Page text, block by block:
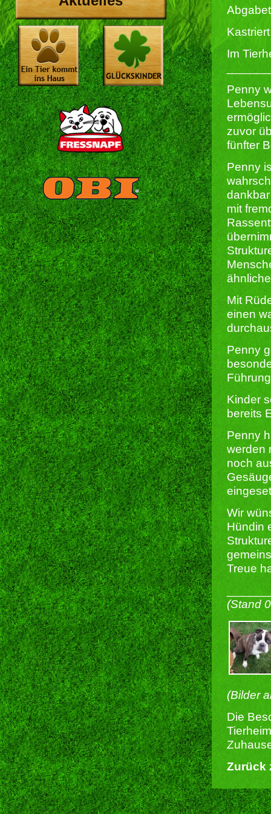
Im
Penny
zuvor
fünfter
Penny
mit
Mit
einen
Penny
Kinder
bereits
Penny
werden
noch
Wir
Hündin
Treue
(Stand
(Bilder
Die
Zurück